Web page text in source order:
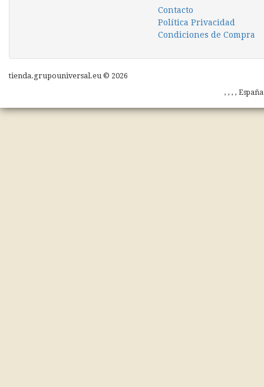
Contacto
Política Privacidad
Condiciones de Compra
tienda.grupouniversal.eu © 2026
, , , ,